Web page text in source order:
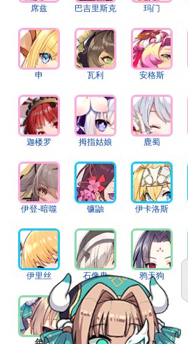
席兹 巴吉里斯克 玛门
申 瓦利 安格斯
迦楼罗 拇指姑娘 鹿蜀
伊登-暗噬 镰鼬 伊卡洛斯
伊里丝 石像鬼 鸦天狗